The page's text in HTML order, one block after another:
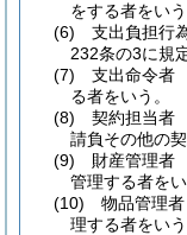
をする者をいう
(6)
支出負担行
232条の3に規
(7)
支出命令者
る者をいう。
(8)
契約担当者
請負その他の
(9)
財産管理者
管理する者をい
(10)
物品管理
理する者をいう